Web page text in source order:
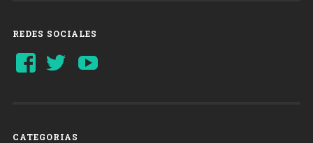
REDES SOCIALES
Ver
perfil
Ver
perfil
CATEGORIAS